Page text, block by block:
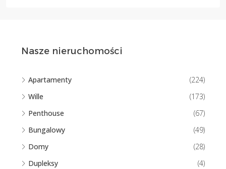
Nasze nieruchomości
Apartamenty
(224)
Wille
(173)
Penthouse
(67)
Bungalowy
(49)
Domy
(28)
Dupleksy
(4)